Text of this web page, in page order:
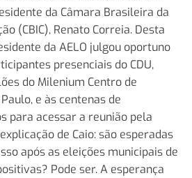
da Câmara Brasileira da
(CBIC), Renato Correia. Desta
da AELO julgou oportuno
presenciais do CDU,
do Milenium Centro de
e às centenas de
para acessar a reunião pela
de Caio: são esperadas
após as eleições municipais de
Pode ser. A esperança